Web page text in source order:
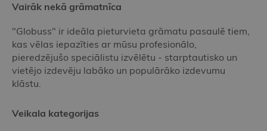
Vairāk nekā grāmatnīca
"Globuss" ir ideāla pieturvieta grāmatu pasaulē tiem,
kas vēlas iepazīties ar mūsu profesionālo,
pieredzējušo speciālistu izvēlētu - starptautisko un
vietējo izdevēju labāko un populārāko izdevumu
klāstu.
Veikala kategorijas